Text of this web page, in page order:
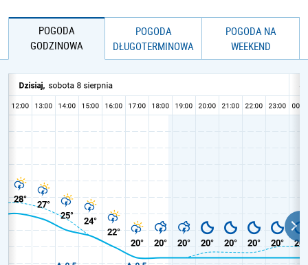
POGODA
GODZINOWA
POGODA
DŁUGOTERMINOWA
POGODA NA
WEEKEND